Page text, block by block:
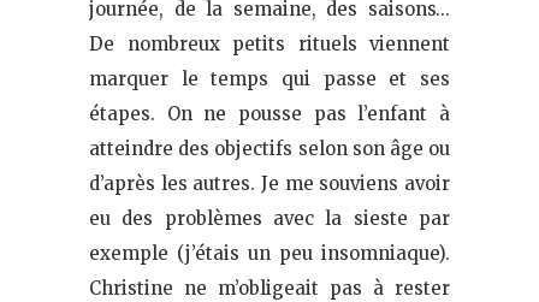
journée, de la semaine, des saisons…
De nombreux petits rituels viennent
marquer le temps qui passe et ses
étapes. On ne pousse pas l’enfant à
atteindre des objectifs selon son âge ou
d’après les autres. Je me souviens avoir
eu des problèmes avec la sieste par
exemple (j’étais un peu insomniaque).
Christine ne m’obligeait pas à rester